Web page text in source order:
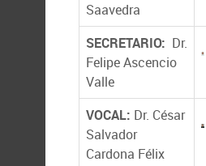
Saavedra
SECRETARIO: Dr.
Felipe Ascencio
Valle
VOCAL: Dr. César
Salvador
Cardona Félix